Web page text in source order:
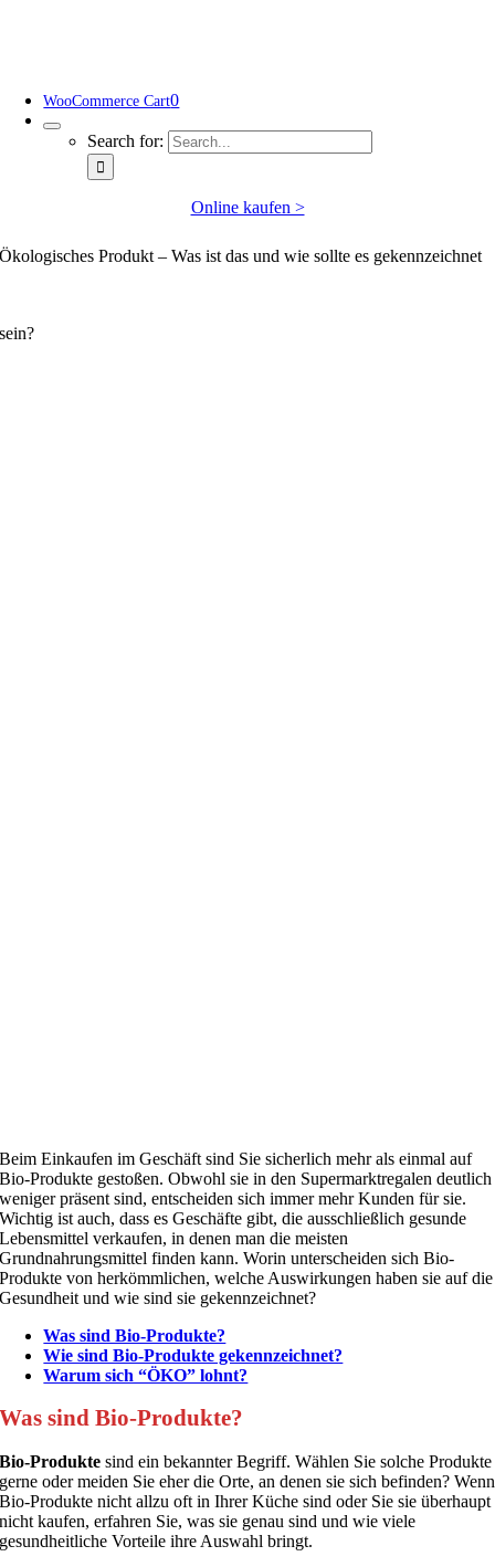
WooCommerce Cart0
Search for:
Online kaufen >
Ökologisches Produkt – Was ist das und wie sollte es gekennzeichnet
sein?
Beim Einkaufen im Geschäft sind Sie sicherlich mehr als einmal auf
Bio-Produkte gestoßen. Obwohl sie in den Supermarktregalen deutlich
weniger präsent sind, entscheiden sich immer mehr Kunden für sie.
Wichtig ist auch, dass es Geschäfte gibt, die ausschließlich gesunde
Lebensmittel verkaufen, in denen man die meisten
Grundnahrungsmittel finden kann. Worin unterscheiden sich Bio-
Produkte von herkömmlichen, welche Auswirkungen haben sie auf die
Gesundheit und wie sind sie gekennzeichnet?
Was sind Bio-Produkte?
Wie sind Bio-Produkte gekennzeichnet?
Warum sich “ÖKO” lohnt?
Was sind Bio-Produkte?
Bio-Produkte sind ein bekannter Begriff. Wählen Sie solche Produkte
gerne oder meiden Sie eher die Orte, an denen sie sich befinden? Wenn
Bio-Produkte nicht allzu oft in Ihrer Küche sind oder Sie sie überhaupt
nicht kaufen, erfahren Sie, was sie genau sind und wie viele
gesundheitliche Vorteile ihre Auswahl bringt.